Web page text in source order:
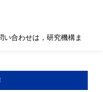
い合わせは，研究機構ま